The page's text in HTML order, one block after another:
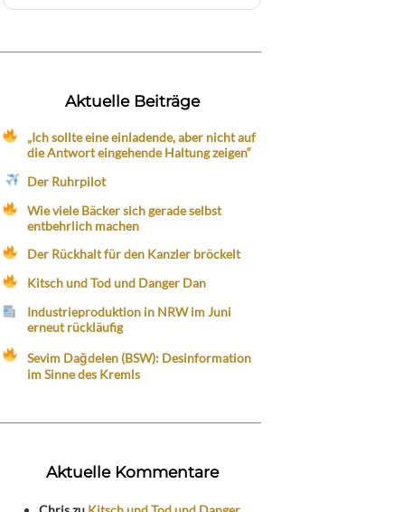
Aktuelle Beiträge
„Ich sollte eine einladende, aber nicht auf
die Antwort eingehende Haltung zeigen“
Der Ruhrpilot
Wie viele Bäcker sich gerade selbst
entbehrlich machen
Der Rückhalt für den Kanzler bröckelt
Kitsch und Tod und Danger Dan
Industrieproduktion in NRW im Juni
erneut rückläufig
Sevim Dağdelen (BSW): Desinformation
im Sinne des Kremls
Aktuelle Kommentare